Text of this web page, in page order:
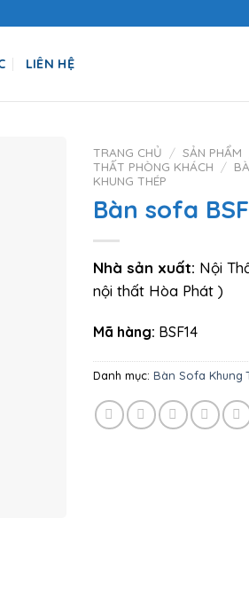
LIÊN HỆ
TRANG CHỦ / SẢN PHẨM
THẤT PHÒNG KHÁCH /
KHUNG THÉP
Bàn sofa
Nhà sản xuất: Nội
nội thất Hòa Phát )
Mã hàng: BSF14
Danh mục: Bàn Sofa Khung